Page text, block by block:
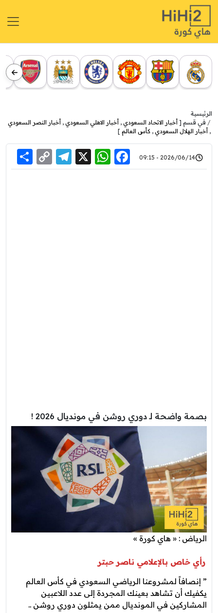
الرئيسية
في قسم [ أخبار الاتحاد السعودي , أخبار الاهلي السعودي , أخبار النصر السعودي
, أخبار الهلال السعودي , كأس العالم ]
2026/06/14 - 09:15
Facebook
WhatsApp
X
Link
بصمة واضحة لـ دوري روشن في مونديال 2026 !
الرياض : « هاي كورة »
رأي خاص بالإعلامي ناصر حبتر
” ‏إنصافاً لمشروعنا الرياضي السعودي في كأس العالم
يكفيك أن تشاهد بعينك المجردة إلى عدد اللاعبين
المشاركين في المونديال ممن يمثلون ‎دوري روشن ..